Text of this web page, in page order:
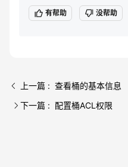
有帮助 没帮助
上一篇 : 查看桶的基本信息
下一篇 : 配置桶ACL权限